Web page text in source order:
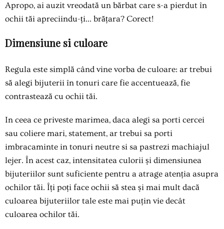
Apropo, ai auzit vreodată un bărbat care s-a pierdut în
ochii tăi apreciindu-ți... brățara? Corect!
Dimensiune si culoare
Regula este simplă când vine vorba de culoare: ar trebui
să alegi bijuterii în tonuri care fie accentuează, fie
contrastează cu ochii tăi.
In ceea ce priveste marimea, daca alegi sa porti cercei
sau coliere mari, statement, ar trebui sa porti
imbracaminte in tonuri neutre si sa pastrezi machiajul
lejer. În acest caz, intensitatea culorii și dimensiunea
bijuteriilor sunt suficiente pentru a atrage atenția asupra
ochilor tăi. Îți poți face ochii să stea și mai mult dacă
culoarea bijuteriilor tale este mai puțin vie decât
culoarea ochilor tăi.